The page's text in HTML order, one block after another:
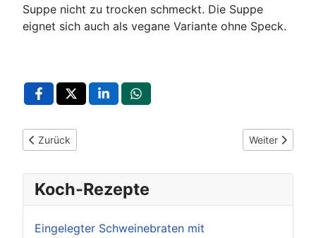
Suppe nicht zu trocken schmeckt. Die Suppe
eignet sich auch als vegane Variante ohne Speck.
Vorheriger Beitrag: Mexikanische Pfeffersuppe mit
Zurück Nächster
Weiter
Koch-Rezepte
Eingelegter Schweinebraten mit